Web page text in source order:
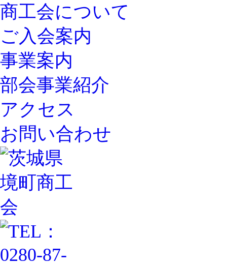
商工会について
ご入会案内
事業案内
部会事業紹介
アクセス
お問い合わせ